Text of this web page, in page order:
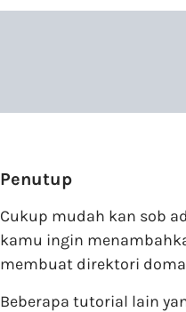
Penutup
Cukup mudah kan sob
kamu ingin
membuat direktori
Beberapa tutorial lain